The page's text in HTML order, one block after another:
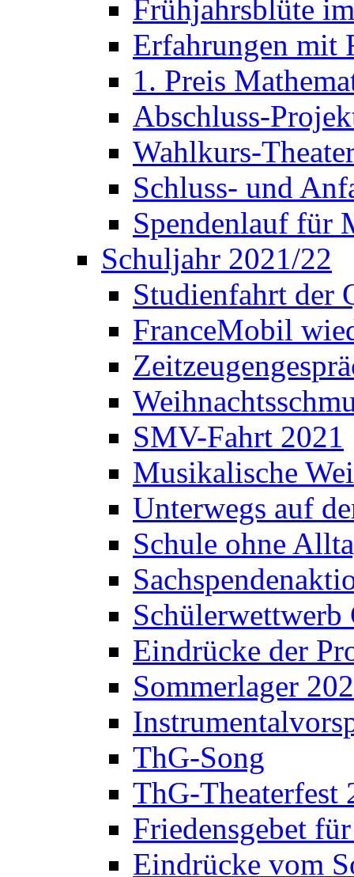
Frühjahrsblüte
Erfahrungen mit
1. Preis
Abschluss-
Wahlkurs-
Schluss- und
Spendenlauf für
Schuljahr 2021/22
Studienfahrt der
FranceMobil
SMV-Fahrt 2021
Musikalische
Unterwegs auf
Schule ohne
Schülerwettwerb
Eindrücke der
Sommerlager
ThG-Song
ThG-Theaterfest
Friedensgebet
Eindrücke vom